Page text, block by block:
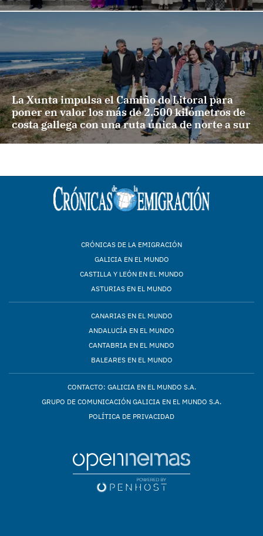
La Xunta impulsa el Camiño do Litoral para
poner en valor los más de 2.500 kilómetros de
costa gallega con una ruta única de norte a sur
CRÓNICAS DE LA EMIGRACIÓN
GALICIA EN EL MUNDO
CASTILLA Y LEÓN EN EL MUNDO
ASTURIAS EN EL MUNDO
CANARIAS EN EL MUNDO
ANDALUCÍA EN EL MUNDO
CANTABRIA EN EL MUNDO
BALEARES EN EL MUNDO
CONTACTO: GALICIA EN EL MUNDO S.A.
GRUPO DE COMUNICACIÓN GALICIA EN EL MUNDO S.A.
POLÍTICA DE PRIVACIDAD